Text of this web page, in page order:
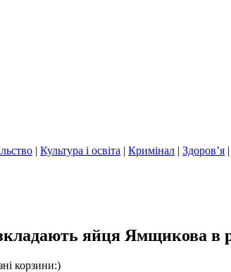
| Культура і освіта | Кримінал | Здоров’я |
яйця Ямщикова в
корзини:)